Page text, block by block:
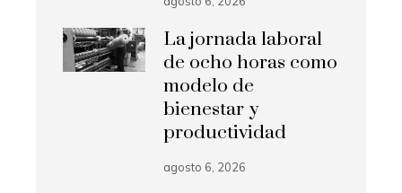
La jornada laboral
de ocho horas como
modelo de
bienestar y
productividad
agosto 6, 2026